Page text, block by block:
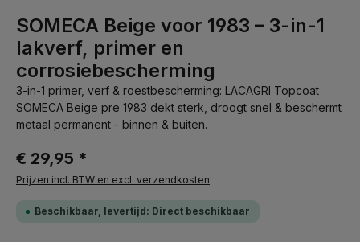
SOMECA Beige voor 1983 – 3-in-1
lakverf, primer en
corrosiebescherming
3-in-1 primer, verf & roestbescherming: LACAGRI Topcoat
SOMECA Beige pre 1983 dekt sterk, droogt snel & beschermt
metaal permanent - binnen & buiten.
€ 29,95 *
Prijzen incl. BTW en excl. verzendkosten
Beschikbaar, levertijd: Direct beschikbaar